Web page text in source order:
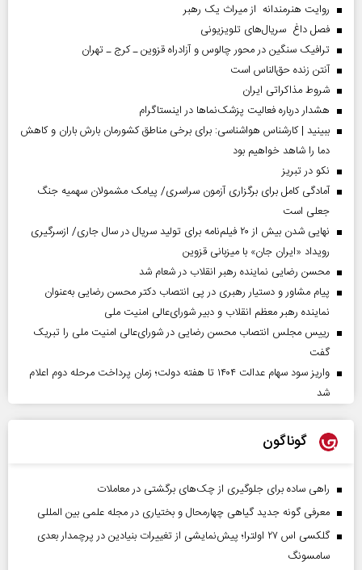
روایت هنرمندانه از میراث یک رهبر
فصل داغ سریال‌های تلویزیونی
ترافیک سنگین در محور چالوس و آزادراه قزوین ـ کرج ـ تهران
آنتن زنده حق‌الناس است
شروط مذاکراتی ایران
هشدار درباره فعالیت پزشک‌نما‌ها در اینستاگرام
ببینید | کارشناس هواشناسی: برای برخی مناطق کشورمان بارش باران و کاهش
دما را شاهد خواهیم بود
نکو در تبریز
آمادگی کامل برای برگزاری آزمون سراسری/ پیامک مشمولان سهمیه جنگ
جعلی است
نهایی شدن بیش از ۲۰ فیلم‌نامه برای تولید سریال در سال جاری/ ازسرگیری
رویداد «ایران جان» با میزبانی قزوین
محسن رضایی نماینده رهبر انقلاب در شعام شد
پیام مشاور و دستیار رهبری در پی انتصاب دکتر محسن رضایی به‌عنوان
نماینده رهبر معظم انقلاب و دبیر شورای‌عالی امنیت ملی
رییس مجلس انتصاب محسن رضایی در شورای‌عالی امنیت ملی را تبریک
گفت
واریز سود سهام عدالت ۱۴۰۴ تا هفته دولت؛ زمان پرداخت مرحله دوم اعلام
شد
گوناگون
راهی ساده برای جلوگیری از چک‌های برگشتی در معاملات
معرفی گونه جدید گیاهی چهارمحال و بختیاری در مجله علمی بین المللی
گلکسی اس ۲۷ اولترا؛ پیش‌نمایشی از تغییرات بنیادین در پرچمدار بعدی
سامسونگ